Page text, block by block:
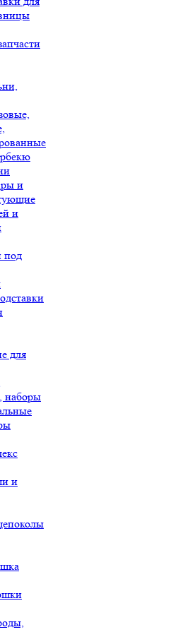
и
и
под
для
наборы
и